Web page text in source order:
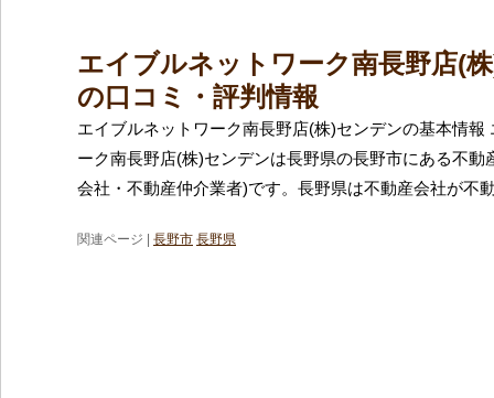
エイブルネットワーク南長野店(
の口コミ・評判情報
エイブルネットワーク南長野店(株)センデンの基本情報
ーク南長野店(株)センデンは長野県の長野市にある不動
会社・不動産仲介業者)です。長野県は不動産会社が不
関連ページ | 長野市 長野県